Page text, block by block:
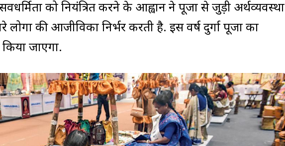
को नियंत्रित करने के आह्वान ने पूजा से जुड़ी अर्थव्यवस्था
लोगों की आजीविका निर्भर करती है. इस वर्ष दुर्गा पूजा का
जाएगा.